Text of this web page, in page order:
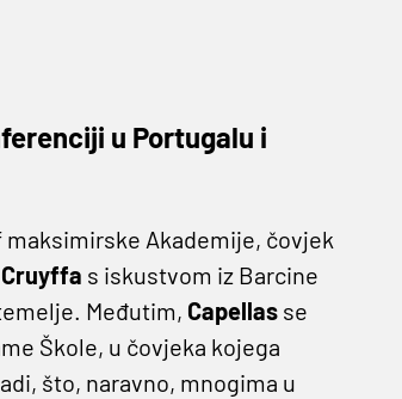
u Portugalu i
Akademije, čovjek
Cruyffa s iskustvom iz Barcine
Međutim, Capellas se
Škole, u čovjeka kojega
što, naravno, mnogima u